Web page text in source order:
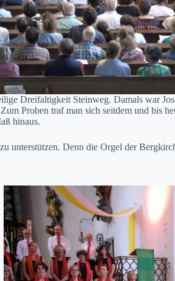
Dreifaltigkeit Stein­weg. Damals war
Proben traf man sich seit­dem und bis
hin­aus.
unter­stützen. Denn die Orgel der